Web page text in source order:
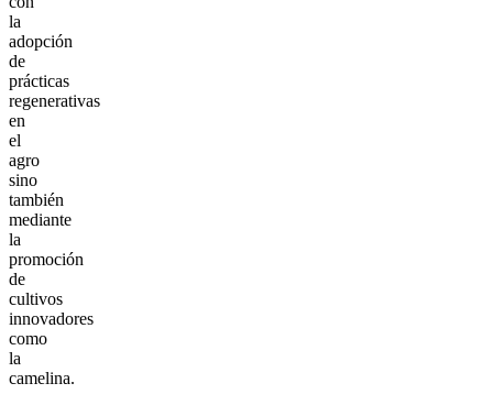
la
adopción
de
prácticas
regenerativas
en
el
agro
sino
también
mediante
la
promoción
de
cultivos
innovadores
como
la
camelina.